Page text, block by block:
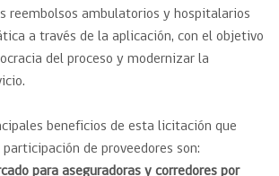
reembolsos ambulatorios y hospitalarios
a través de la aplicación, con el objetivo
del proceso y modernizar la
beneficios de esta licitación que
de proveedores son:
para aseguradoras y corredores por